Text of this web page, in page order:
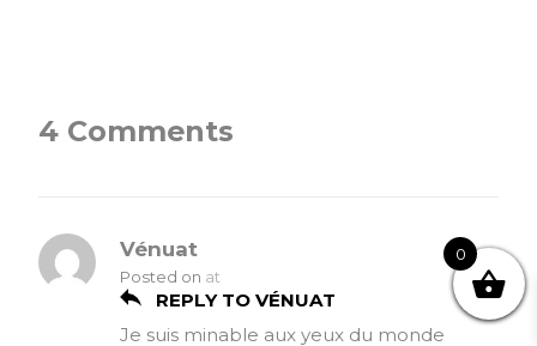
4 Comments
Vénuat
Posted on at
REPLY TO VÉNUAT
Je suis minable aux yeux du monde
0